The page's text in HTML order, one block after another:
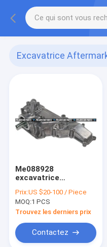
Excavatrice
Me088928
excavatrice
200-6 pièces de
réfrigérant à huile de
Hd820 6D31 6D34
Prix:US $20-100 / Piece
MOQ:1 PCS
Trouvez les derniers prix
Contactez